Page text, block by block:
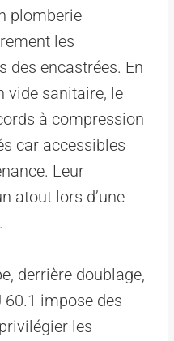
plomberie
les
des encastrées. En
vide sanitaire, le
à compression
car accessibles
Leur
atout lors d’une
derrière doublage,
60.1 impose des
les